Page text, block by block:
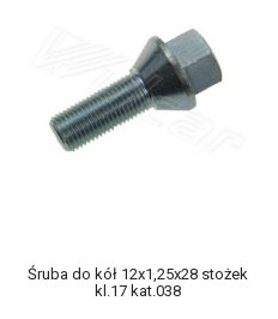
Śruba do kół 12x1,25x28 stożek
kl.17 kat.038